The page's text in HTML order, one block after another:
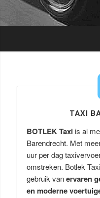
TAXI
BOTLEK Taxi is al
Barendrecht. Met
uur per dag
omstreken. Botlek
gebruik vanervaren
en moderne